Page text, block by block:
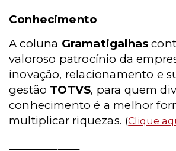
Conhecimento
A coluna Gramatigalhas
valoroso patrocínio da
inovação, relacionamento e
gestão TOTVS, para quem
conhecimento é a melhor
multiplicar riquezas. (Clique